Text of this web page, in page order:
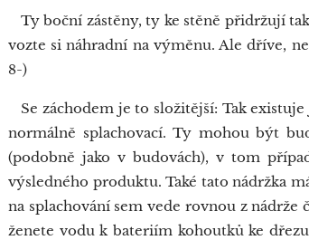
Ty boční zástěny, ty ke stěně přidržují
vozte si náhradní na výměnu. Ale dříve,
8-)
Se záchodem je to složitější: Tak
normálně splachovací. Ty mohou být
(podobně jako v budovách), v tom
výsledného produktu. Také tato nádržka
na splachování sem vede rovnou z
ženete vodu k bateriím kohoutků ke